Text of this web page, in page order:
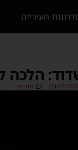
העירייה
תגובות